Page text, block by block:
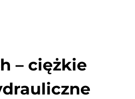
– ciężkie